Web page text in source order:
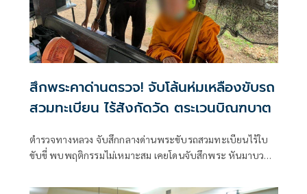
สึกพระคาด่านตรวจ! จับโล้นห่มเหลืองขับรถ
สวมทะเบียน ไร้สังกัดวัด ตระเวนบิณฑบาต
ตำรวจทางหลวง จับสึกกลางด่านพระขับรถสวมทะเบียนไร้ใบ
ขับขี่ พบพฤติกรรมไม่เหมาะสม เคยโดนจับสึกพระ หันมาบวช